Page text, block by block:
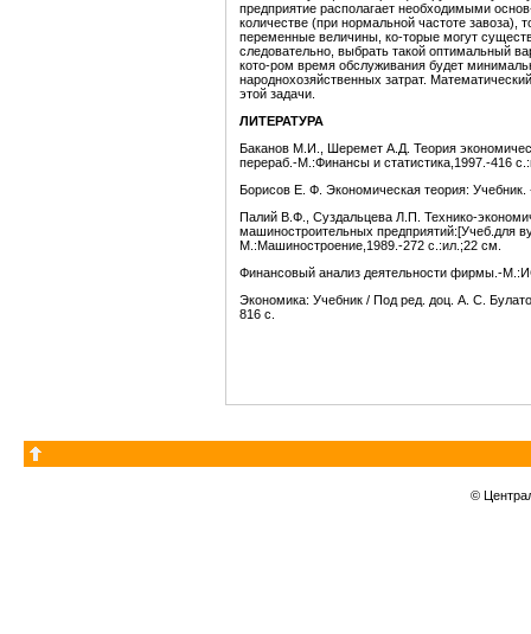
предприятие располагает необходимыми
количестве (при нормальной частоте завоза),
переменные величины, ко-торые могут
следовательно, выбрать такой оптимальный
кото-ром время обслуживания будет
народнохозяйственных затрат.
этой задачи.
ЛИТЕРАТУРА
Баканов М.И., Шеремет А.Д. Теория
перераб.-М.:Финансы и статистика,1997.-416
Борисов Е. Ф. Экономическая теория:
Палий В.Ф., Суздальцева Л.П. Технико-
машиностроительных предприятий:[Учеб.для
М.:Машиностроение,1989.-272 с.:ил.;22 см.
Финансовый анализ деятельности фирмы.-
Экономика: Учебник / Под ред. доц. А. С.
816 с.
©